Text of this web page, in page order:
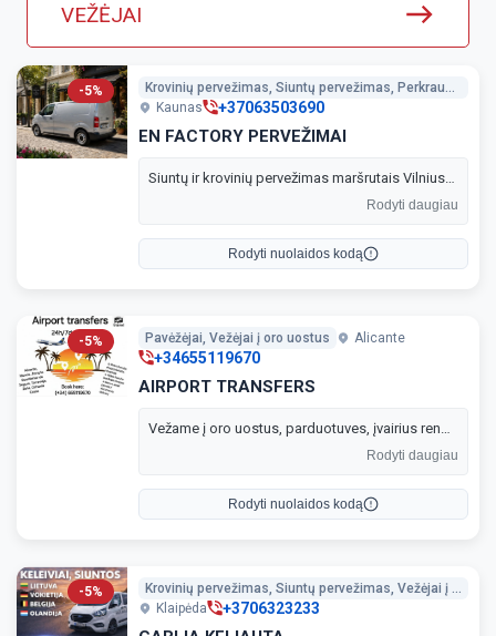
VEŽĖJAI
-5%
Krovinių pervežimas, Siuntų pervežimas, Perkraustymo paslaugos
Kaunas
+37063503690
EN FACTORY PERVEŽIMAI
Siuntų ir krovinių pervežimas maršrutais Vilnius–Kaunas–Klaipėda. Greitas, saugus ir patikimas pristatymas tą pačią arba kitą dieną. Vežame įvairius krovinius, siuntas, baldus, techniką ir kitus didesnius daiktus Lietuvoje.
Rodyti daugiau
Rodyti nuolaidos kodą
-5% Pavėžėjai, Vežėjai į oro uostus Alicante
+34655119670
AIRPORT TRANSFERS
Vežame į oro uostus, parduotuves, įvairius renginius ir kitus jums svarbius maršrutus. Patogus, saugus ir punktualus pervežimas pagal jūsų laiką. Keliaukite be streso – pasirūpinsime patogia kelione nuo durų iki durų. 🚐
Rodyti daugiau
Rodyti nuolaidos kodą
-5%
Krovinių pervežimas, Siuntų pervežimas, Vežėjai į Vokietiją, Vežėjai į Belgiją, Vežėjai į Olandiją
Klaipėda
+3706323233